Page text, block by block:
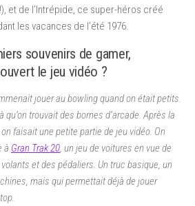
et de l’Intrépide, ce super-héros créé
les vacances de l’été 1976.
souvenirs de gamer,
le jeu vidéo ?
jouer au bowling quand on était petits.
qu’on trouvait des bornes d’arcade. Après la
faisait une petite partie de jeu vidéo. On
à Gran Trak 20, un jeu de voitures en vue de
et des pédaliers. Un truc basique, un
mais qui permettait déjà de jouer